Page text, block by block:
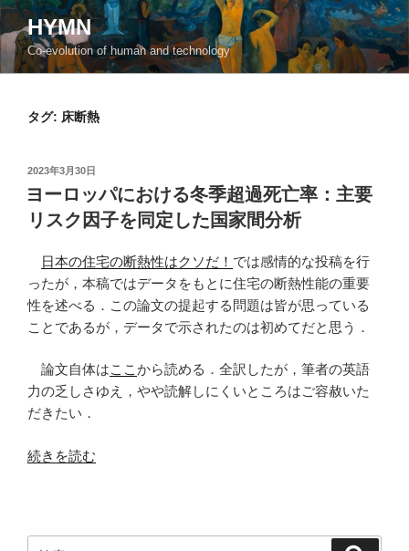
コ
ン
テ
ン
HYMN
Co-evolution of human and technology
タグ: 床断熱
投
稿
日:
2023年3月30日
ヨーロッパにおける冬季超過死亡率：主要
リスク因子を同定した国家間分析
日本の住宅の断熱性はクソだ！ では感情的な投稿を行
ったが，本稿ではデータをもとに住宅の断熱性能の重要
性を述べる．この論文の提起する問題は皆が思っている
ことであるが，データで示されたのは初めてだと思う．
論文自体はここ から読める．全訳したが，筆者の英語
力の乏しさゆえ，やや読解しにくいところはご容赦いた
だきたい．
“ヨ
パ
続きを読む